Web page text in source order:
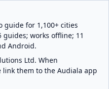
guide for 1,100+ cities
guides; works offline; 11
Android.
Ltd. When
them to the Audiala app